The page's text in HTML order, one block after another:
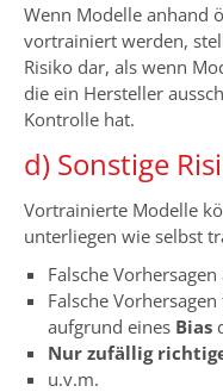
Wenn Modelle anhand
vortrainiert werden,
Risiko dar, als wenn
die ein Hersteller
Kontrolle hat.
d) Sonstige
Vortrainierte Modelle
unterliegen wie selbst
Falsche
Falsche
aufgrund eines Bias
Nur zufällig
u.v.m.